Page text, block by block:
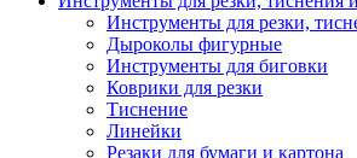
Инструменты для резки,
Дыроколы фигурные
Инструменты для биговки
Коврики для резки
Тиснение
Линейки
Резаки для бумаги и картона